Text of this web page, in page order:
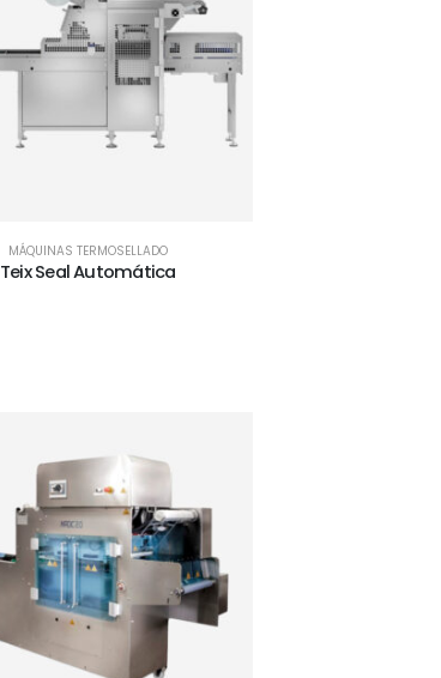
MÁQUINAS TERMOSELLADO
Teix Seal Automática